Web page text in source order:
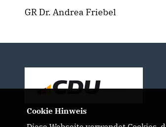
GR Dr. Andrea Friebel
Cookie Hinweis